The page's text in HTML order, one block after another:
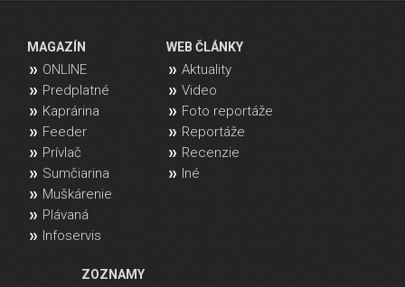
MAGAZÍN
ONLINE
Predplatné
Kaprárina
Feeder
Prívlač
Sumčiarina
Muškárenie
Plávaná
Infoservis
WEB ČLÁNKY
Aktuality
Video
Foto reportáže
Reportáže
Recenzie
Iné
ZOZNAMY